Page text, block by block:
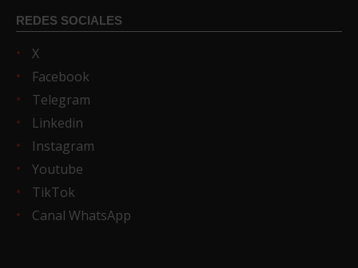
REDES SOCIALES
X
Facebook
Telegram
Linkedin
Instagram
Youtube
TikTok
Canal WhatsApp